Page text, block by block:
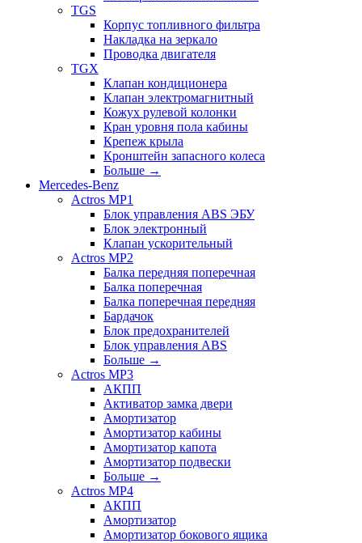
TGS
Корпус топливного фильтра
Накладка на зеркало
Проводка двигателя
TGX
Клапан кондиционера
Клапан электромагнитный
Кожух рулевой колонки
Кран уровня пола кабины
Крепеж крыла
Кронштейн запасного колеса
Больше →
Mercedes-Benz
Actros MP1
Блок управления ABS ЭБУ
Блок электронный
Клапан ускорительный
Actros MP2
Балка передняя поперечная
Балка поперечная
Балка поперечная передняя
Бардачок
Блок предохранителей
Блок управления ABS
Больше →
Actros MP3
АКПП
Активатор замка двери
Амортизатор
Амортизатор кабины
Амортизатор капота
Амортизатор подвески
Больше →
Actros MP4
АКПП
Амортизатор
Амортизатор бокового ящика